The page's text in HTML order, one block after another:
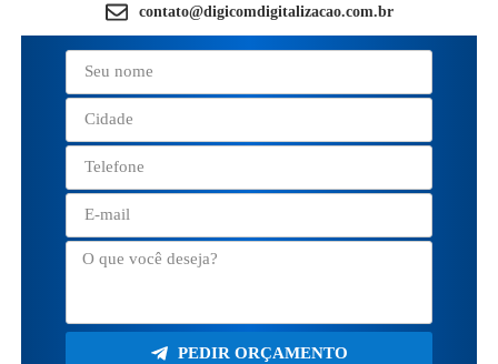
contato@digicomdigitalizacao.com.br
PEDIR ORÇAMENTO